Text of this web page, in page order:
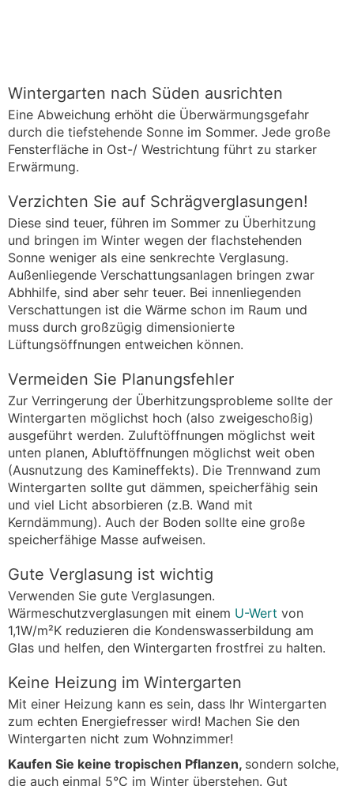
Wintergarten nach Süden ausrichten
Eine Abweichung erhöht die Überwärmungsgefahr
durch die tiefstehende Sonne im Sommer. Jede große
Fensterfläche in Ost-/ Westrichtung führt zu starker
Erwärmung.
Verzichten Sie auf Schrägverglasungen!
Diese sind teuer, führen im Sommer zu Überhitzung
und bringen im Winter wegen der flachstehenden
Sonne weniger als eine senkrechte Verglasung.
Außenliegende Verschattungsanlagen bringen zwar
Abhhilfe, sind aber sehr teuer. Bei innenliegenden
Verschattungen ist die Wärme schon im Raum und
muss durch großzügig dimensionierte
Lüftungsöffnungen entweichen können.
Vermeiden Sie Planungsfehler
Zur Verringerung der Überhitzungsprobleme sollte der
Wintergarten möglichst hoch (also zweigeschoßig)
ausgeführt werden. Zuluftöffnungen möglichst weit
unten planen, Abluftöffnungen möglichst weit oben
(Ausnutzung des Kamineffekts). Die Trennwand zum
Wintergarten sollte gut dämmen, speicherfähig sein
und viel Licht absorbieren (z.B. Wand mit
Kerndämmung). Auch der Boden sollte eine große
speicherfähige Masse aufweisen.
Gute Verglasung ist wichtig
Verwenden Sie gute Verglasungen.
Wärmeschutzverglasungen mit einem U-Wert von
1,1W/m²K reduzieren die Kondenswasserbildung am
Glas und helfen, den Wintergarten frostfrei zu halten.
Keine Heizung im Wintergarten
Mit einer Heizung kann es sein, dass Ihr Wintergarten
zum echten Energiefresser wird! Machen Sie den
Wintergarten nicht zum Wohnzimmer!
Kaufen Sie keine tropischen Pflanzen, sondern solche,
die auch einmal 5°C im Winter überstehen. Gut